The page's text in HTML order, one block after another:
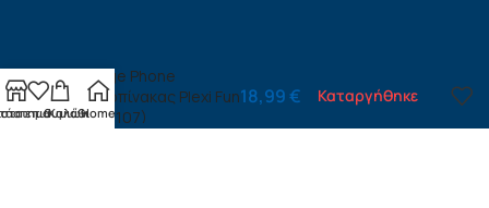
επιθυμιών
ΚαλάθιHome
Vintage Phone
μαυροπίνακας Plexi Fun
ML (71107)
18,99€ Καταργήθηκε